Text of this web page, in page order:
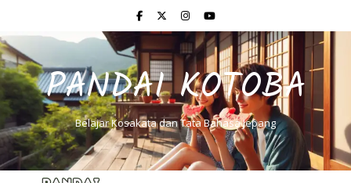
PANDAI KOTOBA
Belajar Kosakata dan Tata Bahasa Jepang